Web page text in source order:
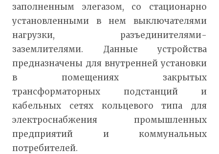
заполненным элегазом, со стационарно
установленными в нем выключателями
нагрузки, разъединителями-
заземлителями. Данные устройства
предназначены для внутренней установки
в помещениях закрытых
трансформаторных подстанций и
кабельных сетях кольцевого типа для
электроснабжения промышленных
предприятий и коммунальных
потребителей.